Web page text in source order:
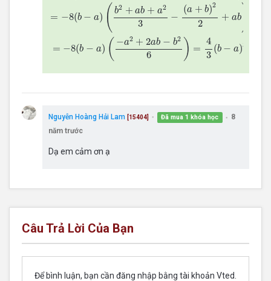
= −8(b − a) ( b2 + ab + a2
3
−
(a + b)2
2
+ ab)
= −8(b − a) ( −a2 + 2ab − b2
6 ) =
4
3
(b − a)3
Nguyễn Hoàng Hải Lam [15404] ● Đã mua 1 khóa học ●
8
năm trước
Dạ em cảm ơn ạ
Câu Trả Lời Của Bạn
Để bình luận, bạn cần đăng nhập bằng tài khoản Vted.